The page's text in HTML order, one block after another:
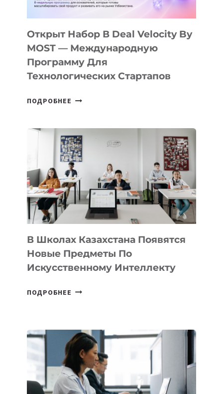
30
ПОДРОСТКАМ
БИЛЕТ
В
ПРЕДПРИНИМАТЕЛЬСТВО
Открыт Набор В Deal Velocity By
MOST — Международную
Программу Для
Технологических Стартапов
ПОДРОБНЕЕ ОТКРЫТ
DEAL
VELOCITY
BY
MOST
—
МЕЖДУНАРОДНУЮ
ПРОГРАММУ
ДЛЯ
ТЕХНОЛОГИЧЕСКИХ
В Школах Казахстана Появятся
Новые Предметы По
Искусственному Интеллекту
ПОДРОБНЕЕ В
НОВЫЕ
ПРЕДМЕТЫ
ПО
ИСКУССТВЕННОМУ
ИНТЕЛЛЕКТУ